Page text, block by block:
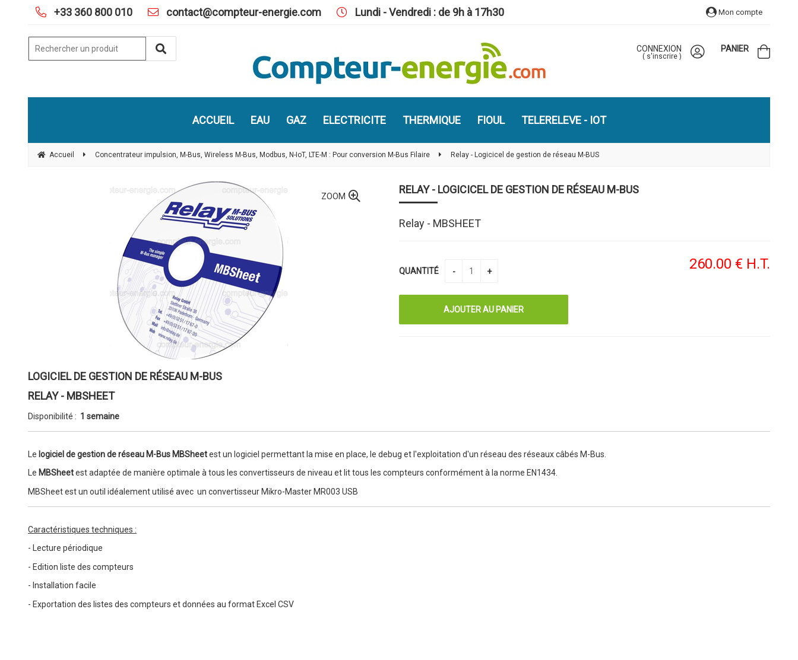
CONNEXION
( s'inscrire )
PANIER
ACCUEIL EAU GAZ ELECTRICITE THERMIQUE FIOUL TELERELEVE - IOT
Accueil Concentrateur impulsion, M-Bus, Wireless M-Bus, Modbus, N-IoT, LTE-M : Pour conversion M-Bus Filaire Relay - Logicicel de gestion de réseau M-BUS
ZOOM
RELAY - LOGICICEL DE GESTION DE RÉSEAU M-BUS
Relay - MBSHEET
260.00 € H.T.
QUANTITÉ
LOGICIEL DE GESTION DE RÉSEAU M-BUS
RELAY - MBSHEET
Disponibilité : 1 semaine
Le logiciel de gestion de réseau M-Bus MBSheetest un logiciel permettant la mise en place, le debug et l'exploitation d'un réseau des réseaux câbés M-Bus.
Le MBSheetest adaptée de manière optimale à tous les convertisseurs de niveau et lit tous les compteurs conformément à la norme EN1434.
MBSheet est un outil idéalement utilisé avec un convertisseur Mikro-Master MR003 USB
Caractéristiques techniques :
- Lecture périodique
- Edition liste des compteurs
- Installation facile
- Exportation des listes des compteurs et données au format Excel CSV
+33 360 800 010 contact@compteur-energie.com Lundi - Vendredi : de 9h à 17h30 Mon compte